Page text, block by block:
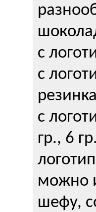
с
с
с
гр., 6
можно
шефу,